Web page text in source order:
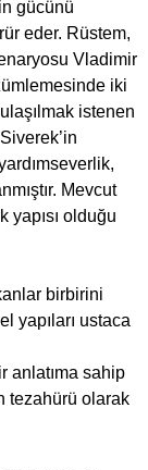
gücünü
eder. Rüstem,
Vladimir
iki
istenen
Mevcut
yapısı olduğu
birbirini
yapıları ustaca
anlatıma sahip
tezahürü olarak